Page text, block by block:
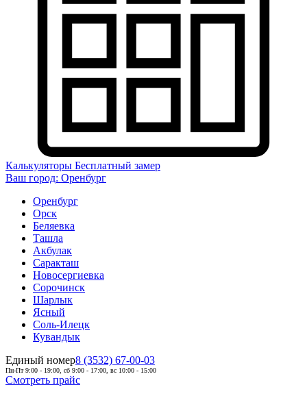
Калькуляторы Бесплатный замер
Ваш город: Оренбург
Оренбург
Орск
Беляевка
Ташла
Акбулак
Саракташ
Новосергиевка
Сорочинск
Шарлык
Ясный
Соль-Илецк
Кувандык
Единый номер8 (3532) 67-00-03
Пн-Пт 9:00 - 19:00, сб 9:00 - 17:00, вс 10:00 - 15:00
Смотреть прайс